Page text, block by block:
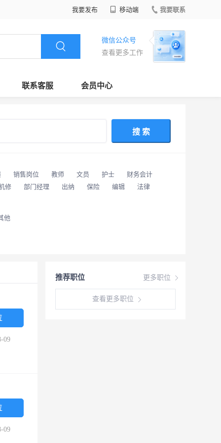
我要发布 移动端 我要联系
微信公众号
查看更多工作
联系客服 会员中心
搜 索
销售岗位 教师 文员 护士
财务会计
修 部门经理 出纳 保险 编辑
法律
他
更多职位
推荐职位
查看更多职位
09
09